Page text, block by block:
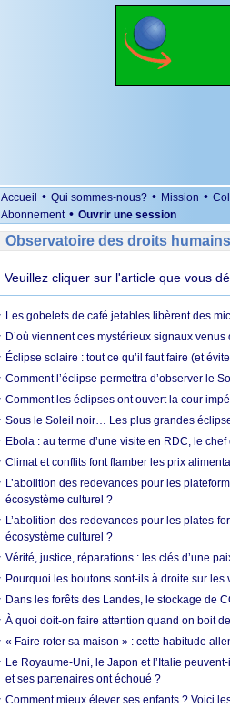
Accueil • Qui sommes-nous? • Mission •
Abonnement • Ouvrir une session
Observatoire des droits humains
Veuillez cliquer sur l'article que vous
Les gobelets de café jetables libèrent des
D’où viennent ces mystérieux signaux
Éclipse solaire : tout ce qu’il faut faire (et
Comment l’éclipse permettra d’observer le
Comment les éclipses ont ouvert la cour
Sous le Soleil noir… Les plus grandes
Ebola : au terme d’une visite en RDC, le
Climat et conflits font flamber les prix
L’abolition des redevances pour les
écosystème culturel ?
L’abolition des redevances pour les plates-
écosystème culturel ?
Vérité, justice, réparations : les clés d’une
Pourquoi les boutons sont-ils à droite sur les
Dans les forêts des Landes, le stockage de
À quoi doit-on faire attention quand on boit
« Faire roter sa maison » : cette habitude
Le Royaume-Uni, le Japon et l’Italie
et ses partenaires ont échoué ?
Comment mieux élever ses enfants ? Voici